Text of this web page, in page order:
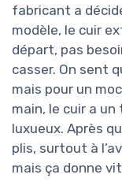
fabricant a
modèle, le cuir
départ, pas
casser. On sent
mais pour un
main, le cuir a
luxueux. Après
plis, surtout à
mais ça donne